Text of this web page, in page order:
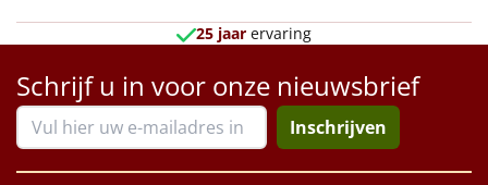
Noodradio NIEUW
Deken (fleece plaid)
25 jaar ervaring
Schrijf u in voor onze nieuwsbrief
Inschrijven